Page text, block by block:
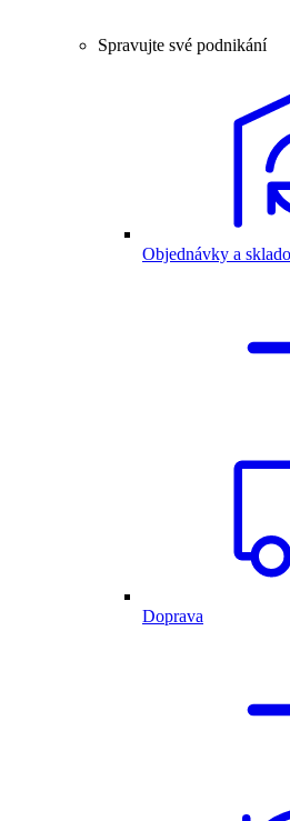
Spravujte své podnikání
Objednávky a
Doprava